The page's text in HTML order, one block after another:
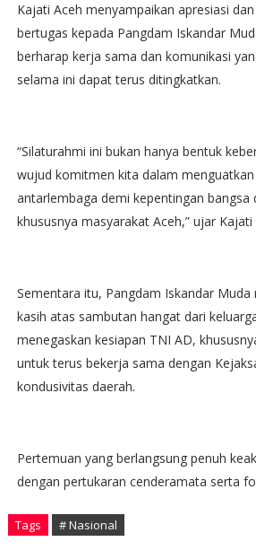
Kajati Aceh menyampaikan apresiasi
bertugas kepada Pangdam Iskandar
berharap kerja sama dan komunikasi
selama ini dapat terus ditingkatkan.
“Silaturahmi ini bukan hanya bentuk
wujud komitmen kita dalam
antarlembaga demi kepentingan bangsa
khususnya masyarakat Aceh,” ujar Kajati
Sementara itu, Pangdam Iskandar
kasih atas sambutan hangat dari
menegaskan kesiapan TNI AD,
untuk terus bekerja sama dengan
kondusivitas daerah.
Pertemuan yang berlangsung penuh
dengan pertukaran cenderamata serta
Tags # Nasional